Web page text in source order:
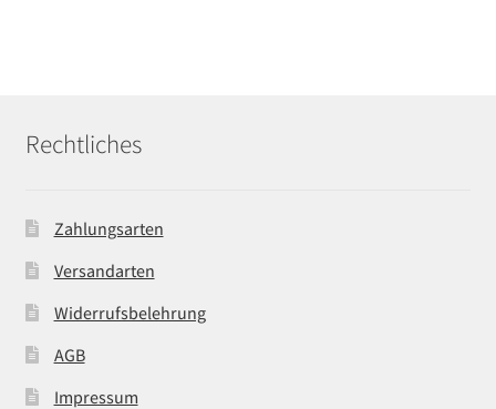
Rechtliches
Zahlungsarten
Versandarten
Widerrufsbelehrung
AGB
Impressum